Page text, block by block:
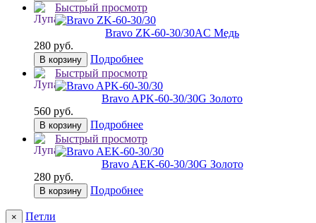
Быстрый просмотр
Bravo ZK-60-30/30AC Медь
280 руб.
В корзину
Подробнее
Быстрый просмотр
Bravo AРK-60-30/30G Золото
560 руб.
В корзину
Подробнее
Быстрый просмотр
Bravo AЕK-60-30/30G Золото
280 руб.
В корзину Подробнее
×
Петли